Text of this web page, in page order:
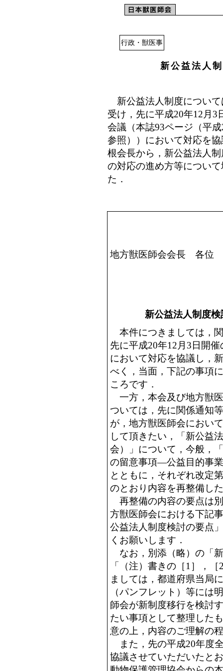
行政・獣医事
新公益法人
新公益法人制度について
受け，先に平成20年12月3
会議（本誌93ページ（平
参照））において対応を
根会長から，新公益法人
の対応の進め方等につい
た．
地方獣医師会会長 各位
新公益法人制度
本件につきましては，
先に平成20年12月3日開
において対応を協議し，
べく，当面，下記の事項
ころです．
一方，本会及び地方獣
ついては，先に関係通知
が，地方獣医師会におい
して頂きたい，「新公益
会）」について，今般，
の留意事項―公益目的事
とともに，それぞれ改定
のとおり内容を再整備し
再整備の内容の要点は
方獣医師会における下記
公益法人制度検討の要点
くお願いします．
なお，別添（略）の「
「（注）書きの［1］，
ましては，都道府県当局
（パンフレット）等には
師会が新制度移行を検討
たい事項として整理した
意の上，内容のご理解の
また，先の平成20年度
協議させていただいたと